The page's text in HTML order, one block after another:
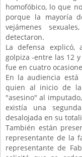
homofóbico, lo que
porque la mayoría
vejámenes
detectaron.
La defensa
golpiza -entre las 12
fue en cuatro
En la audiencia
quien al inicio de
"asesino" al
existía una
desalojada en su
También están
representante de la
representante de